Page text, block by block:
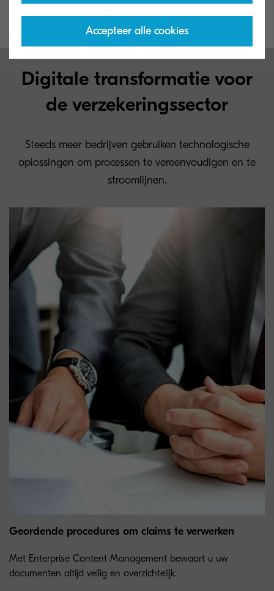
productiever werken; klaar voor de toekomst!
Digitale transformatie voor
de verzekeringssector
Steeds meer bedrijven gebruiken technologische
oplossingen om processen te vereenvoudigen en te
stroomlijnen.
Geordende procedures om claims te verwerken
Met Enterprise Content Management bewaart u uw
documenten altijd veilig en overzichtelijk.
Accepteer alle cookies